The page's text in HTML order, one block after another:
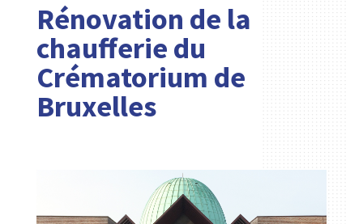
Rénovation de la
chaufferie du
Crématorium de
Bruxelles